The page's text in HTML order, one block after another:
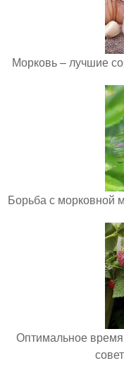
Морковь – лучшие
Борьба с морковной
Оптимальное